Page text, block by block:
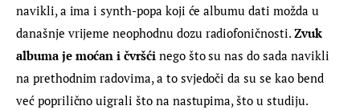
navikli, a ima i synth-popa koji će albumu dati možda u
današnje vrijeme neophodnu dozu radiofoničnosti. Zvuk
albuma je moćan i čvršći nego što su nas do sada navikli
na prethodnim radovima, a to svjedoči da su se kao bend
već poprilično uigrali što na nastupima, što u studiju.